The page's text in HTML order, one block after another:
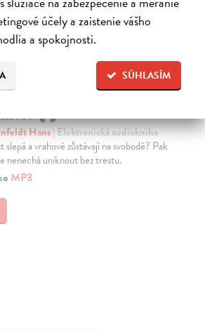
účely a zaistenie vášho
a spokojnosti.
SÚHLASÍM
Hans| Elektronická audiokniha
a vrahové zůstávají na svobodě? Pak
nenechá uniknout bez trestu.
MP3